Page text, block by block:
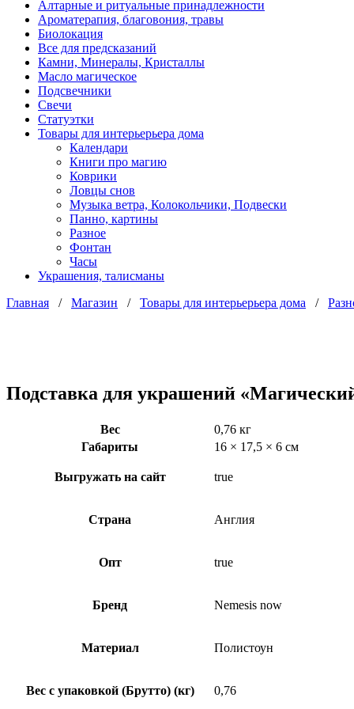
Алтарные и ритуальные принадлежности
Ароматерапия, благовония, травы
Биолокация
Все для предсказаний
Камни, Минералы, Кристаллы
Масло магическое
Подсвечники
Свечи
Статуэтки
Товары для интерьерьера дома
Календари
Книги про магию
Коврики
Ловцы снов
Музыка ветра, Колокольчики, Подвески
Панно, картины
Разное
Фонтан
Часы
Украшения, талисманы
Главная / Магазин / Товары для интерьерьера дома /
Подставка для украшений
Вес
0,76 кг
Габариты
16 × 17,5 × 6 см
Выгружать на сайт true
Страна Англия
Опт true
Бренд Nemesis now
Материал Полистоун
Вес с упаковкой (Брутто) (кг) 0,76